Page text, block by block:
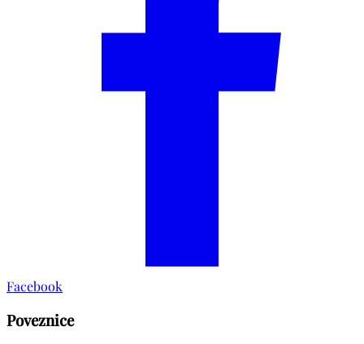
Facebook
Poveznice